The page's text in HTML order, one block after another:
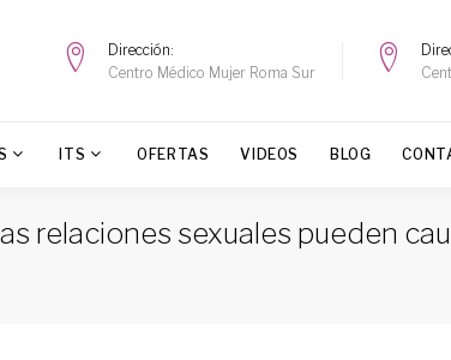
Dirección
Centro Médico Mujer Roma Sur
ITS OFERTAS VIDEOS BLOG
relaciones sexuales pueden